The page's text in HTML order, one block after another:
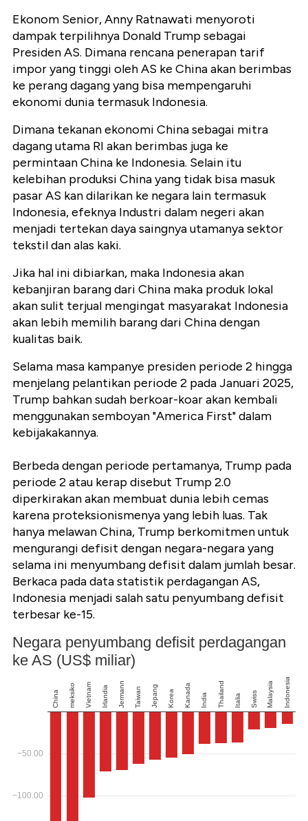
Ekonom Senior, Anny Ratnawati menyoroti
dampak terpilihnya Donald Trump sebagai
Presiden AS. Dimana rencana penerapan tarif
impor yang tinggi oleh AS ke China akan berimbas
ke perang dagang yang bisa mempengaruhi
ekonomi dunia termasuk Indonesia.
Dimana tekanan ekonomi China sebagai mitra
dagang utama RI akan berimbas juga ke
permintaan China ke Indonesia. Selain itu
kelebihan produksi China yang tidak bisa masuk
pasar AS kan dilarikan ke negara lain termasuk
Indonesia, efeknya Industri dalam negeri akan
menjadi tertekan daya saingnya utamanya sektor
tekstil dan alas kaki.
Jika hal ini dibiarkan, maka Indonesia akan
kebanjiran barang dari China maka produk lokal
akan sulit terjual mengingat masyarakat Indonesia
akan lebih memilih barang dari China dengan
kualitas baik.
Selama masa kampanye presiden periode 2 hingga
menjelang pelantikan periode 2 pada Januari 2025,
Trump bahkan sudah berkoar-koar akan kembali
menggunakan semboyan "America First" dalam
kebijakakannya.
Berbeda dengan periode pertamanya, Trump pada
periode 2 atau kerap disebut Trump 2.0
diperkirakan akan membuat dunia lebih cemas
karena proteksionismenya yang lebih luas. Tak
hanya melawan China, Trump berkomitmen untuk
mengurangi defisit dengan negara-negara yang
selama ini menyumbang defisit dalam jumlah besar.
Berkaca pada data statistik perdagangan AS,
Indonesia menjadi salah satu penyumbang defisit
terbesar ke-15.